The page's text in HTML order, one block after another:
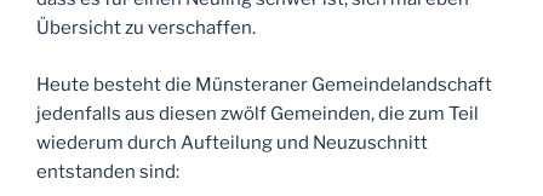
Übersicht zu verschaffen.
Heute besteht die Münsteraner Gemeindelandschaft
jedenfalls aus diesen zwölf Gemeinden, die zum Teil
wiederum durch Aufteilung und Neuzuschnitt
entstanden sind: